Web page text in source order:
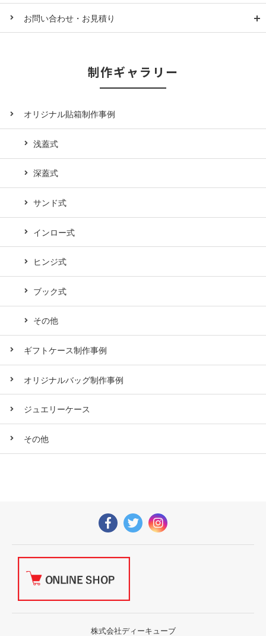
お問い合わせ・お見積り
制作ギャラリー
オリジナル貼箱制作事例
浅蓋式
深蓋式
サンド式
インロー式
ヒンジ式
ブック式
その他
ギフトケース制作事例
オリジナルバッグ制作事例
ジュエリーケース
その他
株式会社ディーキューブ